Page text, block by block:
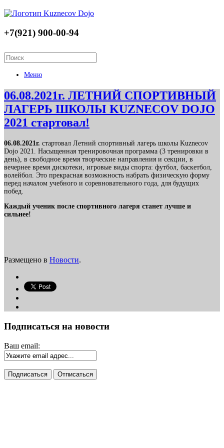
+7(921) 900-00-94
Меню
06.08.2021г. ЛЕТНИЙ СПОРТИВНЫЙ
ЛАГЕРЬ ШКОЛЫ KUZNECOV DOJO
2021 стартовал!
06.08.2021г. стартовал Летний спортивный лагерь школы Kuznecov
Dojo 2021. Насыщенная тренировочная программа (3 тренировки в
день), в свободное время творческие направления и секции, в
вечернее время дискотеки, игровые виды спорта: футбол, баскетбол,
волейбол. Это прекрасная возможность набрать физическую форму
перед началом учебного и соревновательного года, для будущих
побед.
Каждый ученик после спортивного лагеря станет лучше и
сильнее!
Размещено в Новости.
Подписаться на новости
Ваш email: